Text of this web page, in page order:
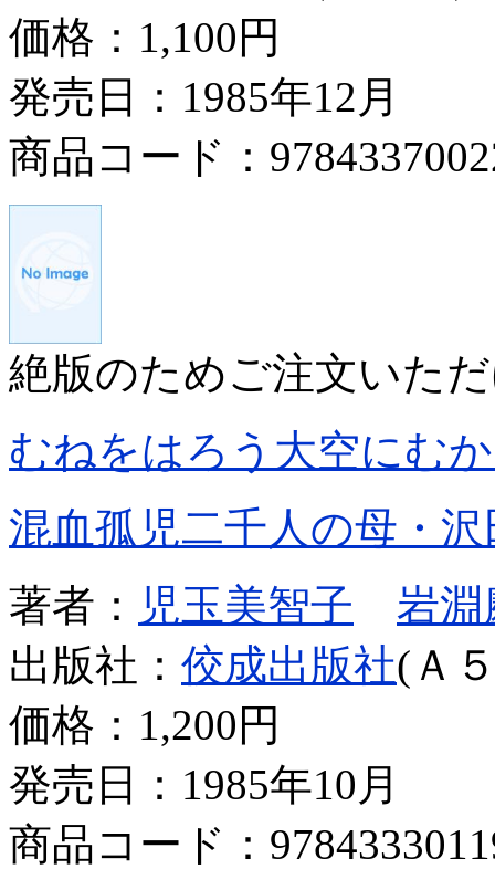
価格： 1,100円
発売日：1985年12月
商品コード：
絶版のためご注文いた
むねをはろう大空にむ
混血孤児二千人の母・
著者： 児玉美智子
岩淵
出版社： 佼成出版社(Ａ
価格： 1,200円
発売日：1985年10月
商品コード：